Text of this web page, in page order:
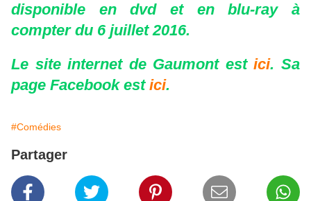
disponible en dvd et en blu-ray à
compter du 6 juillet 2016.
Le site internet de Gaumont estici. Sa
page Facebook est ici.
#Comédies
Partager